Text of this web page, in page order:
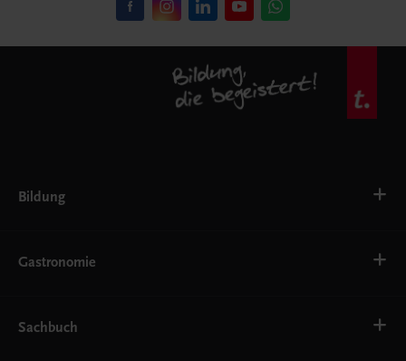
Bildung
AHS
EWF/ZWF
FW
Gastronomie
Getränke
Sachbuch